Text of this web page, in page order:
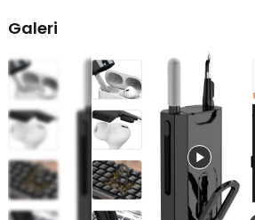
Anda gunakan untuk membersihkan
Layar Gadget Bebas Debu
Layar gadget Anda merupakan salah satu
disentuh. Untuk menjaga kebersihannya,
cleaning spray. Anda akan mendapatkan
bisa diaplikasikan ke layar smartphone
kain microfiber dan layar akan bersih
pun akan menjadi lebih jernih tanpa debu
Dilengkapi Phone Holder
Salah satu fitur istimewa yang dimiliki oleh
satu ini adalah adanya smartphone holder.
Galeri